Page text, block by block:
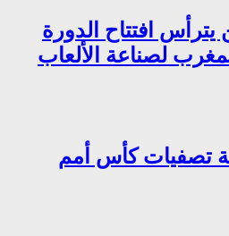
يترأس افتتاح الدورة
لصناعة الألعاب
تصفيات كأس أمم